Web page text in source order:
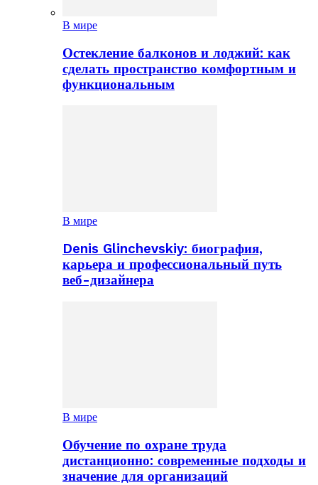
В мире
Остекление балконов и лоджий: как
сделать пространство комфортным и
функциональным
В мире
Denis Glinchevskiy: биография,
карьера и профессиональный путь
веб-дизайнера
В мире
Обучение по охране труда
дистанционно: современные подходы и
значение для организаций